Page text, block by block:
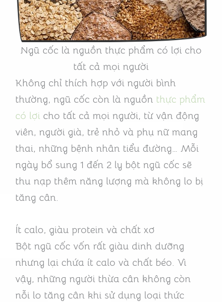
Ngũ cốc là nguồn thực phẩm có lợi cho
tất cả mọi người
Không chỉ thích hợp với người bình
thường, ngũ cốc còn là nguồn thực phẩm
có lợi cho tất cả mọi người, từ vận động
viên, người già, trẻ nhỏ và phụ nữ mang
thai, những bệnh nhân tiểu đường… Mỗi
ngày bổ sung 1 đến 2 ly bột ngũ cốc sẽ
thu nạp thêm năng lượng mà không lo bị
tăng cân.
Ít calo, giàu protein và chất xơ
Bột ngũ cốc vốn rất giàu dinh dưỡng
nhưng lại chứa ít calo và chất béo. Vì
vậy, những người thừa cân không còn
nỗi lo tăng cân khi sử dụng loại thức